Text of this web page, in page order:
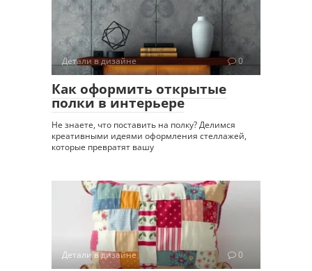
Детали в дизайне 0
Как оформить открытые
полки в интерьере
Не знаете, что поставить на полку? Делимся
креативными идеями оформления стеллажей,
которые превратят вашу
Детали в дизайне 0